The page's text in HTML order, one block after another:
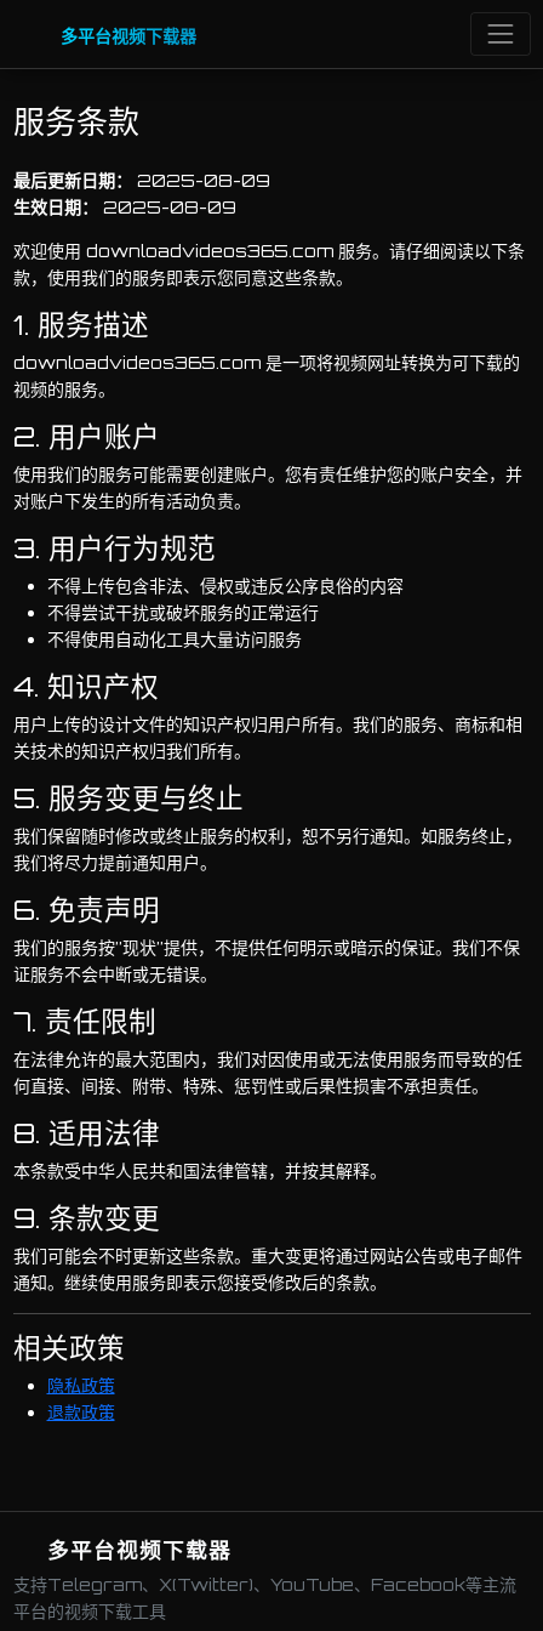
多平台视频下载器
服务条款
最后更新日期：
2025-08-09
生效日期：
2025-08-09
欢迎使用 downloadvideos365.com 服务。请仔细阅读以下条
款，使用我们的服务即表示您同意这些条款。
1. 服务描述
downloadvideos365.com 是一项将视频网址转换为可下载的
视频的服务。
2. 用户账户
使用我们的服务可能需要创建账户。您有责任维护您的账户安全，并
对账户下发生的所有活动负责。
3. 用户行为规范
不得上传包含非法、侵权或违反公序良俗的内容
不得尝试干扰或破坏服务的正常运行
不得使用自动化工具大量访问服务
4. 知识产权
用户上传的设计文件的知识产权归用户所有。我们的服务、商标和相
关技术的知识产权归我们所有。
5. 服务变更与终止
我们保留随时修改或终止服务的权利，恕不另行通知。如服务终止，
我们将尽力提前通知用户。
6. 免责声明
我们的服务按”现状”提供，不提供任何明示或暗示的保证。我们不保
证服务不会中断或无错误。
7. 责任限制
在法律允许的最大范围内，我们对因使用或无法使用服务而导致的任
何直接、间接、附带、特殊、惩罚性或后果性损害不承担责任。
8. 适用法律
本条款受中华人民共和国法律管辖，并按其解释。
9. 条款变更
我们可能会不时更新这些条款。重大变更将通过网站公告或电子邮件
通知。继续使用服务即表示您接受修改后的条款。
相关政策
隐私政策
退款政策
多平台视频下载器
支持Telegram、X(Twitter)、YouTube、Facebook等主流
平台的视频下载工具